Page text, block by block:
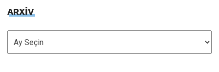
ARXİV
ARXİV